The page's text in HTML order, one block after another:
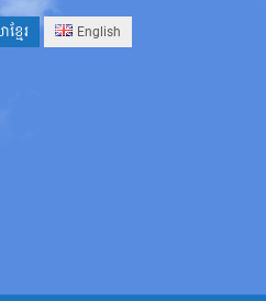
មែរ English